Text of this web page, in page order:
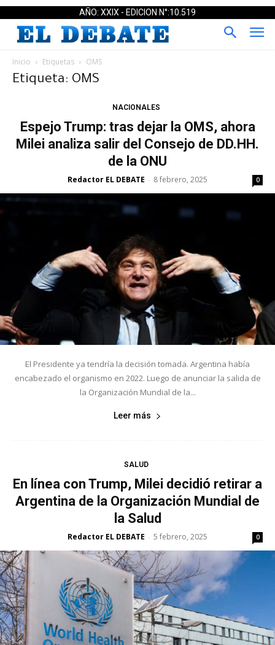
AÑO: XXIX - EDICION N°:10.519
Inicio Etiquetas OMS
Etiqueta: OMS
NACIONALES
Espejo Trump: tras dejar la OMS, ahora
Milei analiza salir del Consejo de DD.HH.
de la ONU
Redactor EL DEBATE - 8 febrero, 2025 0
El Presidente ya tendría la decisión tomada. Argentina había
encabezado el organismo en 2022. Luego de anunciar la salida de
la Organización Mundial de la...
Leer más
SALUD
En línea con Trump, Milei decidió retirar a
Argentina de la Organización Mundial de
la Salud
Redactor EL DEBATE - 5 febrero, 2025 0